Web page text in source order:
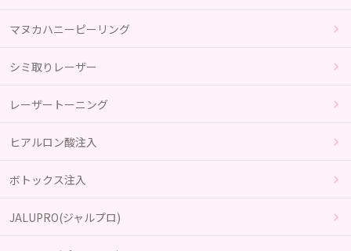
マヌカハニーピーリング
シミ取りレーザー
レーザートーニング
ヒアルロン酸注入
ボトックス注入
JALUPRO(ジャルプロ)